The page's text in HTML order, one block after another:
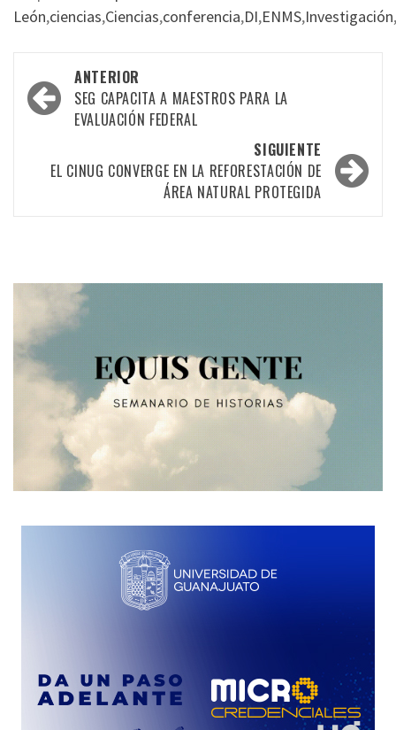
León,ciencias,Ciencias,conferencia,DI,ENMS,Investigación,
Navegación
por
entradas
ANTERIOR
SEG CAPACITA A MAESTROS PARA LA
EVALUACIÓN FEDERAL
SIGUIENTE
EL CINUG CONVERGE EN LA REFORESTACIÓN DE
ÁREA NATURAL PROTEGIDA